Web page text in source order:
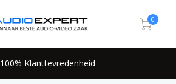
0
100% Klanttevredenheid